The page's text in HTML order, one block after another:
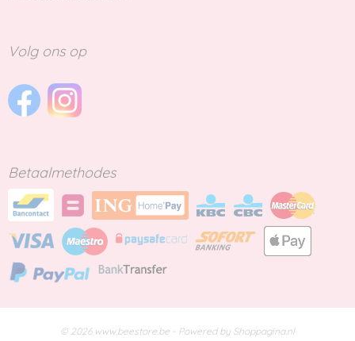
Volg ons op
Betaalmethodes
© 2026 www.beestore.be - Powered by Shoppagina.nl